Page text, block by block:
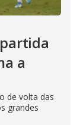
a
de volta das
grandes